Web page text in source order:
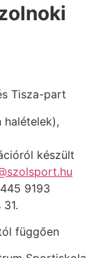
Tisza-part
halételek),
készült
9193
függően